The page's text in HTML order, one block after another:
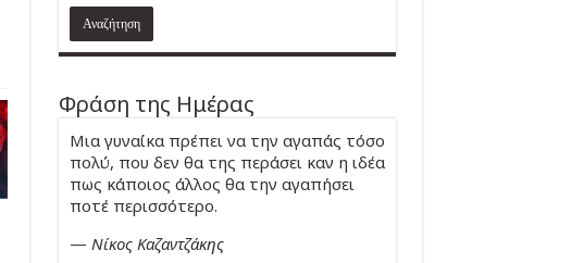
Φράση της Ημέρας
Μια γυναίκα πρέπει να την αγαπάς τόσο
πολύ, που δεν θα της περάσει καν η ιδέα
πως κάποιος άλλος θα την αγαπήσει
ποτέ περισσότερο.
— Νίκος Καζαντζάκης